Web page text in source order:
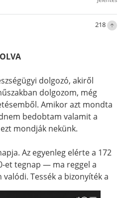
218
dolgozó, akiről
dolgozom, még
Amikor azt mondta
bedobtam valamit a
mondják nekünk.
Az egyenleg elérte a 172
et tegnap — ma reggel a
Tessék a bizonyíték a